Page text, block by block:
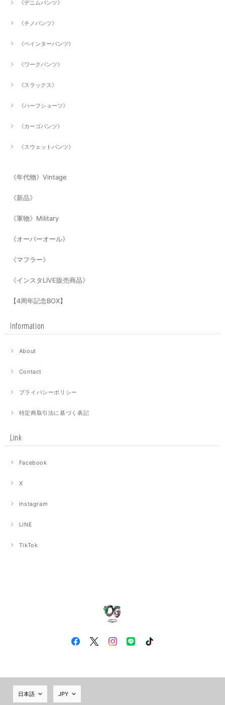
《デニムパンツ》
《チノパンツ》
《ペインターパンツ》
《ワークパンツ》
《スラックス》
《ハーフショーツ》
《カーゴパンツ》
《スウェットパンツ》
《年代物》Vintage
《新品》
《軍物》Military
《オーバーオール》
《マフラー》
《インスタLIVE販売商品》
【4周年記念BOX】
Information
About
Contact
プライバシーポリシー
特定商取引法に基づく表記
Link
Facebook
X
Instagram
LINE
TikTok